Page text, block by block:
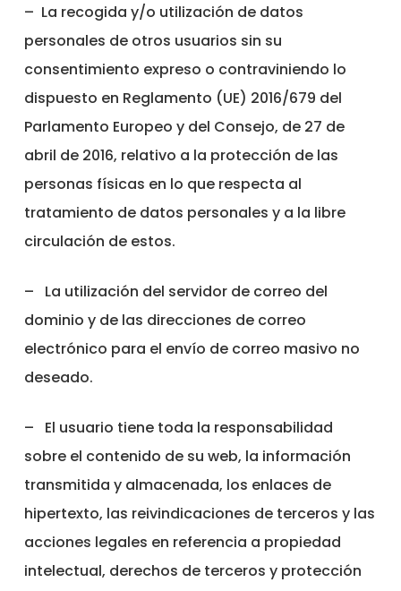
– La recogida y/o utilización de datos
personales de otros usuarios sin su
consentimiento expreso o contraviniendo lo
dispuesto en Reglamento (UE) 2016/679 del
Parlamento Europeo y del Consejo, de 27 de
abril de 2016, relativo a la protección de las
personas físicas en lo que respecta al
tratamiento de datos personales y a la libre
circulación de estos.
–
La utilización del servidor de correo del
dominio y de las direcciones de correo
electrónico para el envío de correo masivo no
deseado.
–
El usuario tiene toda la responsabilidad
sobre el contenido de su web, la información
transmitida y almacenada, los enlaces de
hipertexto, las reivindicaciones de terceros y las
acciones legales en referencia a propiedad
intelectual, derechos de terceros y protección